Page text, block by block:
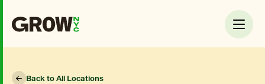
Back to All Locations